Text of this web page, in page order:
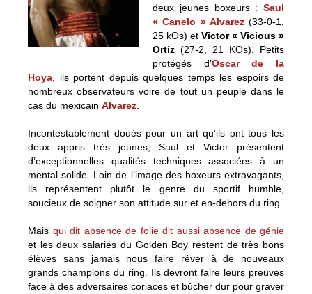
deux jeunes boxeurs : Saul
« Canelo » Alvarez(33-0-1,
25 kOs) et Victor « Vicious »
Ortiz (27-2, 21 KOs). Petits
protégés d’Oscar de la
Hoya , ils portent depuis quelques temps les espoirs de
nombreux observateurs voire de tout un peuple dans le
cas du mexicain Alvarez
Incontestablement doués pour un art qu’ils ont tous les
deux appris très jeunes, Saul et Victor présentent
d’exceptionnelles qualités techniques associées à un
mental solide. Loin de l’image des boxeurs extravagants,
ils représentent plutôt le genre du sportif humble,
soucieux de soigner son attitude sur et en-dehors du ring.
Mais qui dit absence de folie dit aussi absence de génie
et les deux salariés du Golden Boy restent de très bons
élèves sans jamais nous faire rêver à de nouveaux
grands champions du ring. Ils devront faire leurs preuves
face à des adversaires coriaces et bûcher dur pour graver